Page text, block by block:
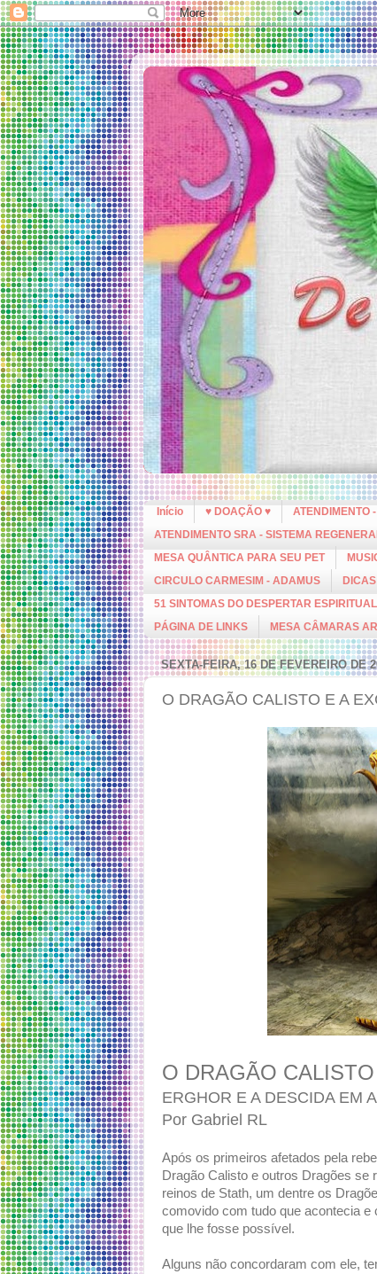
Início ♥ DOAÇÃO ♥ ATENDIMENTO
ATENDIMENTO SRA - SISTEMA
MESA QUÂNTICA PARA SEU PET
CIRCULO CARMESIM - ADAMUS
DICAS
51 SINTOMAS DO DESPERTAR ESPIRITUAL
PÁGINA DE LINKS
MESA CÂMARAS
SEXTA-FEIRA, 16 DE FEVEREIRO DE
O DRAGÃO CALISTO E A
O DRAGÃO
ERGHOR E A DESCIDA EM
Por Gabriel RL
Após os primeiros afetados pela
Dragão Calisto e outros Dragões
reinos de Stath, um dentre os
comovido com tudo que acontecia e
que lhe fosse possível.
Alguns não concordaram com ele,